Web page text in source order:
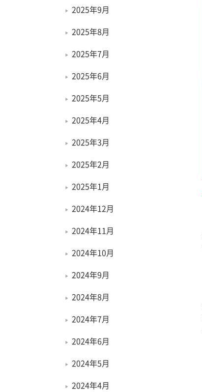
2025年9月
2025年8月
2025年7月
2025年6月
2025年5月
2025年4月
2025年3月
2025年2月
2025年1月
2024年12月
2024年11月
2024年10月
2024年9月
2024年8月
2024年7月
2024年6月
2024年5月
2024年4月